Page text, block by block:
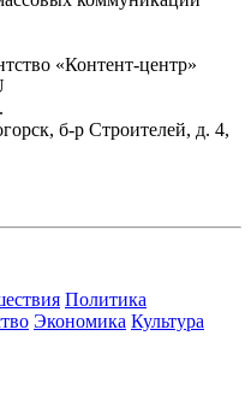
«Контент-центр»
б-р Строителей, д. 4,
Политика
Экономика Культура